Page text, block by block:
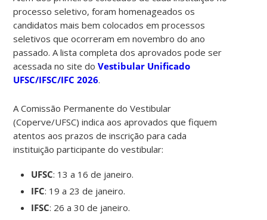
processo seletivo, foram homenageados os
candidatos mais bem colocados em processos
seletivos que ocorreram em novembro do ano
passado. A lista completa dos aprovados pode ser
acessada no site doVestibular Unificado
UFSC/IFSC/IFC 2026.
A Comissão Permanente do Vestibular
(Coperve/UFSC) indica aos aprovados que fiquem
atentos aos prazos de inscrição para cada
instituição participante do vestibular:
UFSC: 13 a 16 de janeiro.
IFC: 19 a 23 de janeiro.
IFSC: 26 a 30 de janeiro.